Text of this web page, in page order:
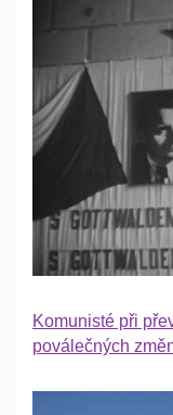
Komunisté při
poválečných